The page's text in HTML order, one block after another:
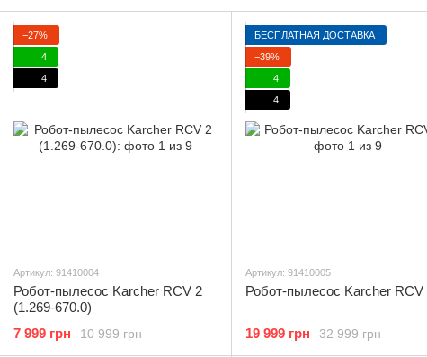
−27%
4
4
Артикул: 91410004
Робот-пылесос Karcher RCV 2
(1.269-670.0)
10 999 грн
7 999 грн
БЕСПЛАТНАЯ ДОСТАВКА
−39%
4
4
Артикул: 91410005
Робот-пылесос Karcher RCV
32 999 грн
19 999 грн